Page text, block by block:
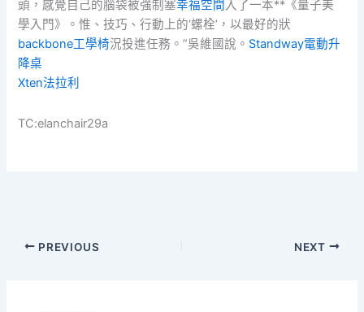
頭，感覺自己的腦袋被強制塞幸福空間 入了一本**《量子美
學入門》。惟、技巧、行動上的‘螺栓’，以最好的狀
backbone工學椅況投進任務。”吳維國說。 Standway電動升
降桌
Xten法拉利
TC:elanchair29a
PREVIOUS NEXT